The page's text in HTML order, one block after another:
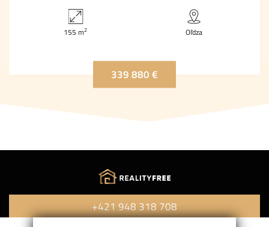
155 m2 Oľdza
339 880 €
+421 948 318 708